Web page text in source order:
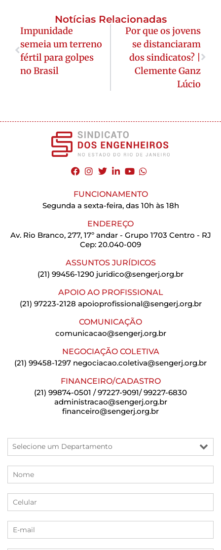
Notícias Relacionadas
Impunidade
semeia um terreno
fértil para golpes
no Brasil
Por que os jovens
se distanciaram
dos sindicatos? |
Clemente Ganz
Lúcio
FUNCIONAMENTO
Segunda a sexta-feira, das 10h às 18h
ENDEREÇO
Av. Rio Branco, 277, 17º andar - Grupo 1703 Centro - RJ
Cep: 20.040-009
ASSUNTOS JURÍDICOS
(21) 99456-1290 juridico@sengerj.org.br
APOIO AO PROFISSIONAL
(21) 97223-2128 apoioprofissional@sengerj.org.br
COMUNICAÇÃO
comunicacao@sengerj.org.br
NEGOCIAÇÃO COLETIVA
(21) 99458-1297 negociacao.coletiva@sengerj.org.br
FINANCEIRO/CADASTRO
(21) 99874-0501 / 97227-9091/ 99227-6830
administracao@sengerj.org.br
financeiro@sengerj.org.br